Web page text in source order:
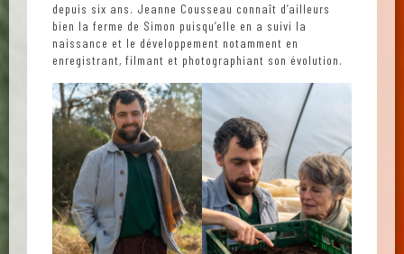
depuis six ans. Jeanne Cousseau connaît d’ailleurs
bien la ferme de Simon puisqu’elle en a suivi la
naissance et le développement notamment en
enregistrant, filmant et photographiant son évolution.